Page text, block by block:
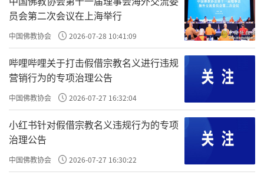
员会第二次会议在上海举行
中国佛教协会 2026-07-28 10:41:09
哔哩哔哩关于打击假借宗教名义进行违规
营销行为的专项治理公告
中国佛教协会 2026-07-27 16:32:04
小红书针对假借宗教名义违规行为的专项
治理公告
中国佛教协会 2026-07-27 16:30:22